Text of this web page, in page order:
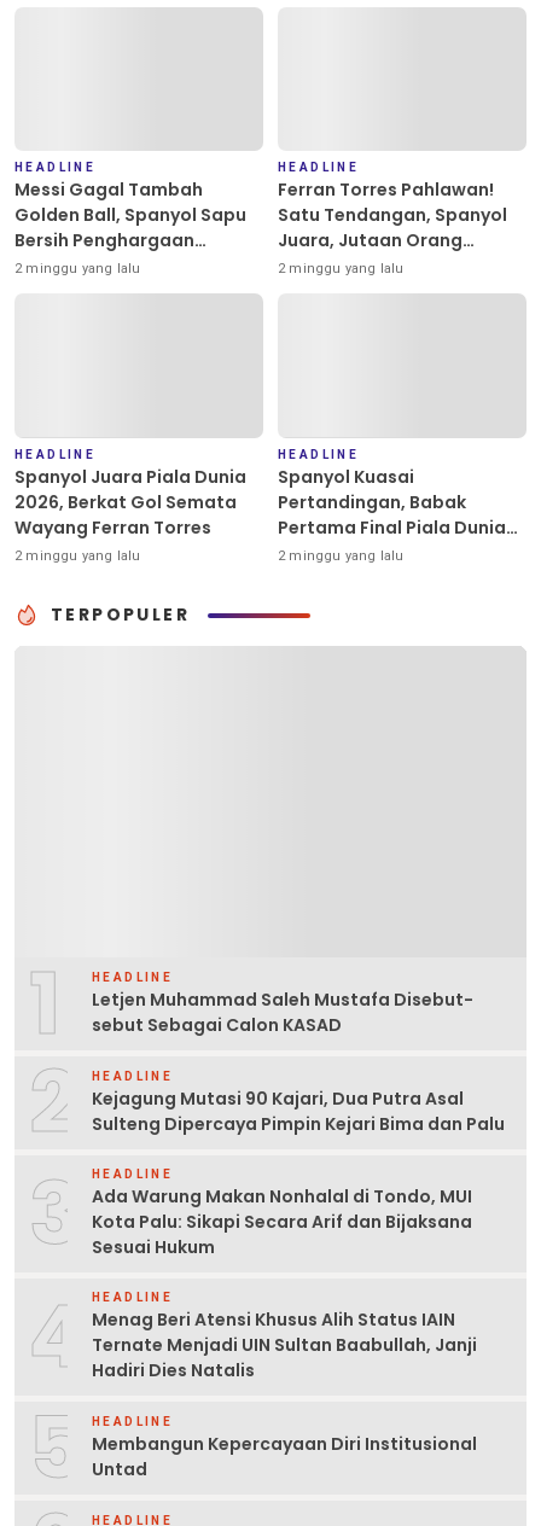
HEADLINE
Messi Gagal Tambah
Golden Ball, Spanyol Sapu
Bersih Penghargaan
Individu Piala Dunia 2026
2 minggu yang lalu
HEADLINE
Ferran Torres Pahlawan!
Satu Tendangan, Spanyol
Juara, Jutaan Orang
Berpesta
2 minggu yang lalu
HEADLINE
Spanyol Juara Piala Dunia
2026, Berkat Gol Semata
Wayang Ferran Torres
2 minggu yang lalu
HEADLINE
Spanyol Kuasai
Pertandingan, Babak
Pertama Final Piala Dunia
2026 Masih Tanpa Gol
2 minggu yang lalu
TERPOPULER
1 HEADLINE
Letjen Muhammad Saleh Mustafa Disebut-
sebut Sebagai Calon KASAD
2 HEADLINE
Kejagung Mutasi 90 Kajari, Dua Putra Asal
Sulteng Dipercaya Pimpin Kejari Bima dan Palu
3 HEADLINE
Ada Warung Makan Nonhalal di Tondo, MUI
Kota Palu: Sikapi Secara Arif dan Bijaksana
Sesuai Hukum
4 HEADLINE
Menag Beri Atensi Khusus Alih Status IAIN
Ternate Menjadi UIN Sultan Baabullah, Janji
Hadiri Dies Natalis
5 HEADLINE
Membangun Kepercayaan Diri Institusional
Untad
HEADLINE